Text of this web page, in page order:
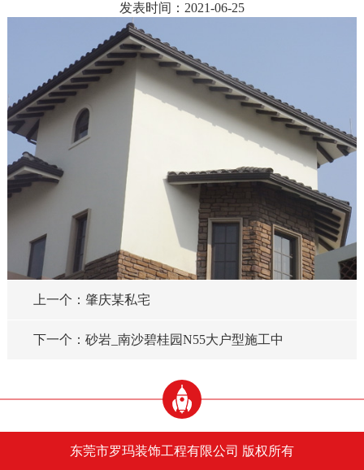
发表时间：2021-06-25
上一个：肇庆某私宅
下一个：砂岩_南沙碧桂园N55大户型施工中
东莞市罗玛装饰工程有限公司 版权所有